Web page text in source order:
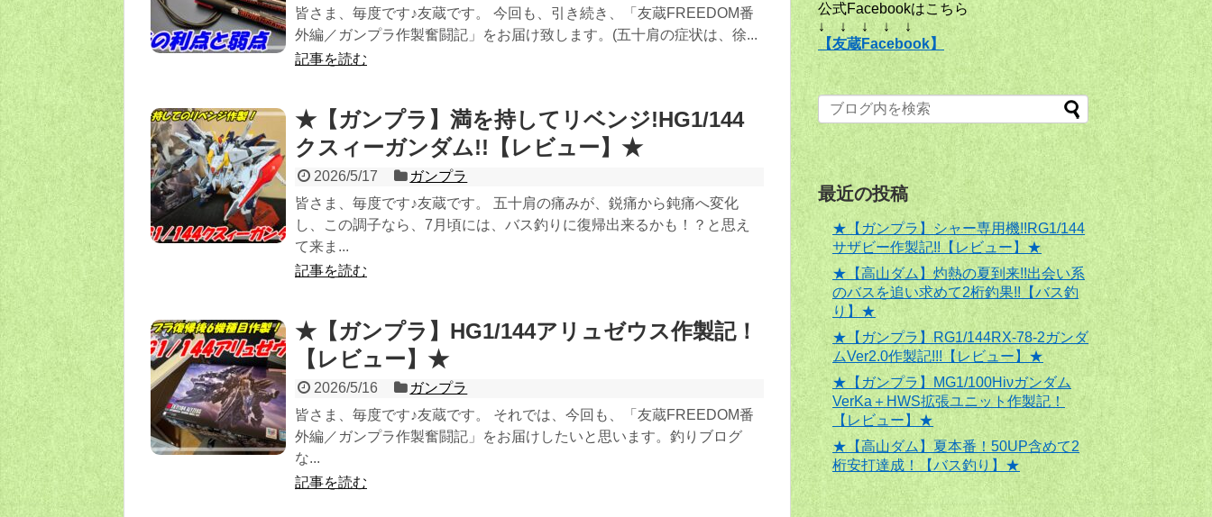
皆さま、毎度です♪友蔵です。 今回も、引き続き、「友蔵FREEDOM番
外編／ガンプラ作製奮闘記」をお届け致します。(五十肩の症状は、徐...
記事を読む
★【ガンプラ】満を持してリベンジ!HG1/144
クスィーガンダム!!【レビュー】★
2026/5/17
ガンプラ
皆さま、毎度です♪友蔵です。 五十肩の痛みが、鋭痛から鈍痛へ変化
し、この調子なら、7月頃には、バス釣りに復帰出来るかも！？と思え
て来ま...
記事を読む
★【ガンプラ】HG1/144アリュゼウス作製記！
【レビュー】★
2026/5/16
ガンプラ
皆さま、毎度です♪友蔵です。 それでは、今回も、「友蔵FREEDOM番
外編／ガンプラ作製奮闘記」をお届けしたいと思います。釣りブログ
な...
記事を読む
公式Facebookはこちら
↓ ↓ ↓ ↓ ↓
【友蔵Facebook】
最近の投稿
★【ガンプラ】シャー専用機!!RG1/144
サザビー作製記!!【レビュー】★
★【高山ダム】灼熱の夏到来!!出会い系
のバスを追い求めて2桁釣果!!【バス釣
り】★
★【ガンプラ】RG1/144RX-78-2ガンダ
ムVer2.0作製記!!!【レビュー】★
★【ガンプラ】MG1/100Hiνガンダム
VerKa＋HWS拡張ユニット作製記！
【レビュー】★
★【高山ダム】夏本番！50UP含めて2
桁安打達成！【バス釣り】★